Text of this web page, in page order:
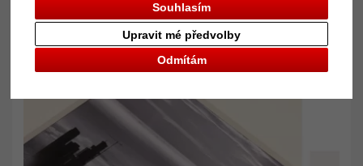
Souhlasím
Odmítám
Upravit mé předvolby